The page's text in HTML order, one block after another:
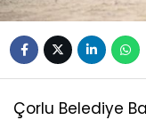
Çorlu Belediye